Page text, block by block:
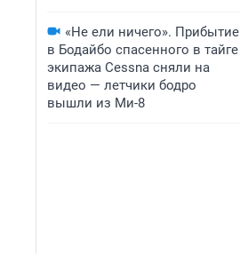
«Не ели ничего». Прибытие
в Бодайбо спасенного в тайге
экипажа Cessna сняли на
видео — летчики бодро
вышли из Ми-8